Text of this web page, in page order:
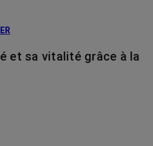
et sa vitalité grâce à la